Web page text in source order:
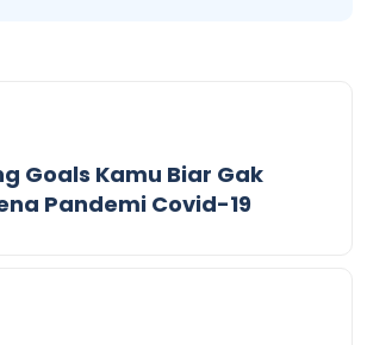
Goals Kamu Biar Gak
Pandemi Covid-19